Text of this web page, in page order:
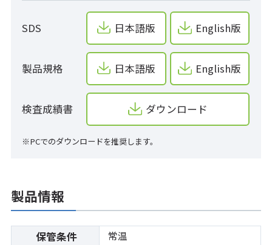
SDS 日本語版 English版
製品規格 日本語版 English版
検査成績書 ダウンロード
※PCでのダウンロードを推奨します。
製品情報
保管条件 常温